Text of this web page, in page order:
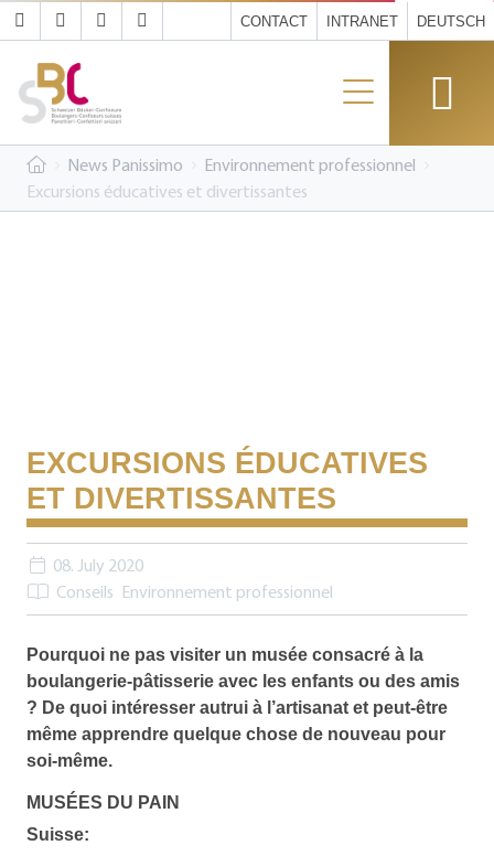
CONTACT INTRANET DEUTSCH
News Panissimo
Environnement professionnel
Excursions éducatives et divertissantes
EXCURSIONS ÉDUCATIVES
ET DIVERTISSANTES
08. July 2020
Conseils Environnement professionnel
Pourquoi ne pas visiter un musée consacré à la
boulangerie-pâtisserie avec les enfants ou des amis
? De quoi intéresser autrui à l’artisanat et peut-être
même apprendre quelque chose de nouveau pour
soi-même.
MUSÉES DU PAIN
Suisse: